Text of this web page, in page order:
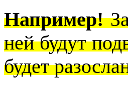
Например!
ней будут
будет